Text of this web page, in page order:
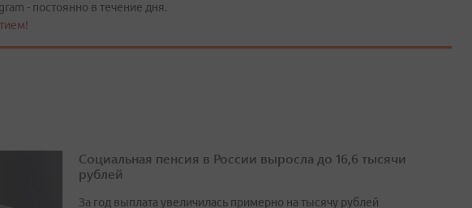
- постоянно в течение дня.
Социальная пенсия в России выросла до 16,6 тысячи
рублей
За год выплата увеличилась примерно на тысячу рублей